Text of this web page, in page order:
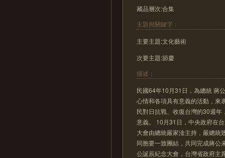
藏品層次:合集
主題與關鍵字：
主要主題:文化藝術
次要主題:節慶
描述：
民國64年10月31日，為總統 蔣
心情和各項具有意義的活動，來
民對日抗戰、收復台灣的30週
意義。 10月31日，中央政府在
大會由總統嚴家淦主持，嚴總統
同胞要一致團結，共同完成蔣公
公誕辰紀念大會，台灣省政府主